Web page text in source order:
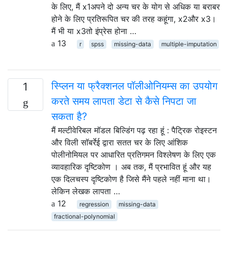
के लिए, मैं x1अपने दो अन्य चर के योग से अधिक या बराबर
होने के लिए प्रतिरूपित चर की तरह कहूंगा, x2और x3।
मैं भी या x3तो इंप्रेस होना …
13
r spss missing-data multiple-imputation
1
स्प्लिन या फ्रैक्शनल पॉलीओनियम्स का उपयोग
करते समय लापता डेटा से कैसे निपटा जा
सकता है?
मैं मल्टीवेरिबल मॉडल बिल्डिंग पढ़ रहा हूं : पैट्रिक रोइस्टन
और विली सॉबर्रेई द्वारा सतत चर के लिए आंशिक
पोलीनोमियल पर आधारित प्रतिगमन विश्लेषण के लिए एक
व्यावहारिक दृष्टिकोण । अब तक, मैं प्रभावित हूं और यह
एक दिलचस्प दृष्टिकोण है जिसे मैंने पहले नहीं माना था।
लेकिन लेखक लापता …
12
regression
missing-data
fractional-polynomial